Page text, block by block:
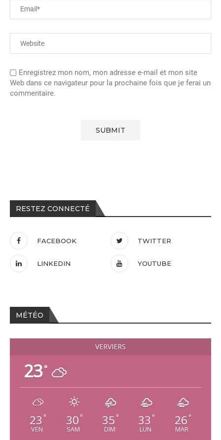
Enregistrez mon nom, mon adresse e-mail et mon site
Web dans ce navigateur pour la prochaine fois que je ferai un
commentaire.
RESTEZ CONNECTÉ
FACEBOOK TWITTER
LINKEDIN YOUTUBE
MÉTÉO
VERVIERS
23°
23 °
VEN
30 °
SAM
35 °
DIM
33 °
LUN
26 °
MAR